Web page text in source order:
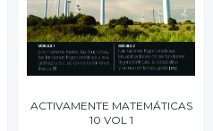
ACTIVAMENTE MATEMÁTICAS
10 VOL 1